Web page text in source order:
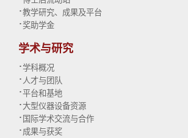
·教学研究、成果及平台
·奖助学金
学术与研究
·学科概况
· 人才与团队
·平台和基地
·大型仪器设备资源
· 国际学术交流与合作
· 成果与获奖